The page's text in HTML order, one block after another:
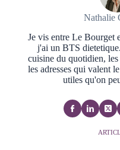
Nathalie
Je vis entre Le Bourget
j'ai un BTS
cuisine du quotidien,
les adresses qui valent
utiles qu'on